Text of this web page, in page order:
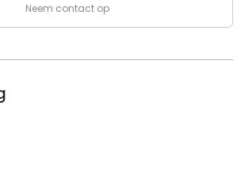
Neem contact op